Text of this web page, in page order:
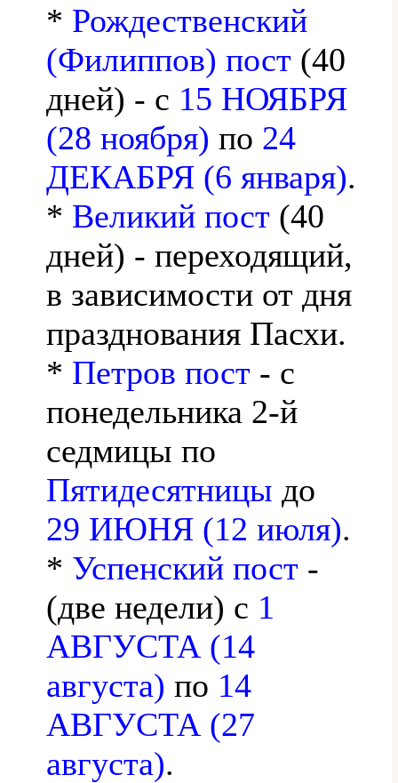
* Рождественский
(Филиппов) пост (40
дней) - с 15 НОЯБРЯ
(28 ноября) по 24
ДЕКАБРЯ (6 января).
* Великий пост (40
дней) - переходящий,
в зависимости от дня
празднования Пасхи.
* Петров пост - с
понедельника 2-й
седмицы по
Пятидесятницы до
29 ИЮНЯ (12 июля).
* Успенский пост -
(две недели) с 1
АВГУСТА (14
августа) по 14
АВГУСТА (27
августа).